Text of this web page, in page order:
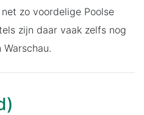
zo voordelige Poolse
zijn daar vaak zelfs nog